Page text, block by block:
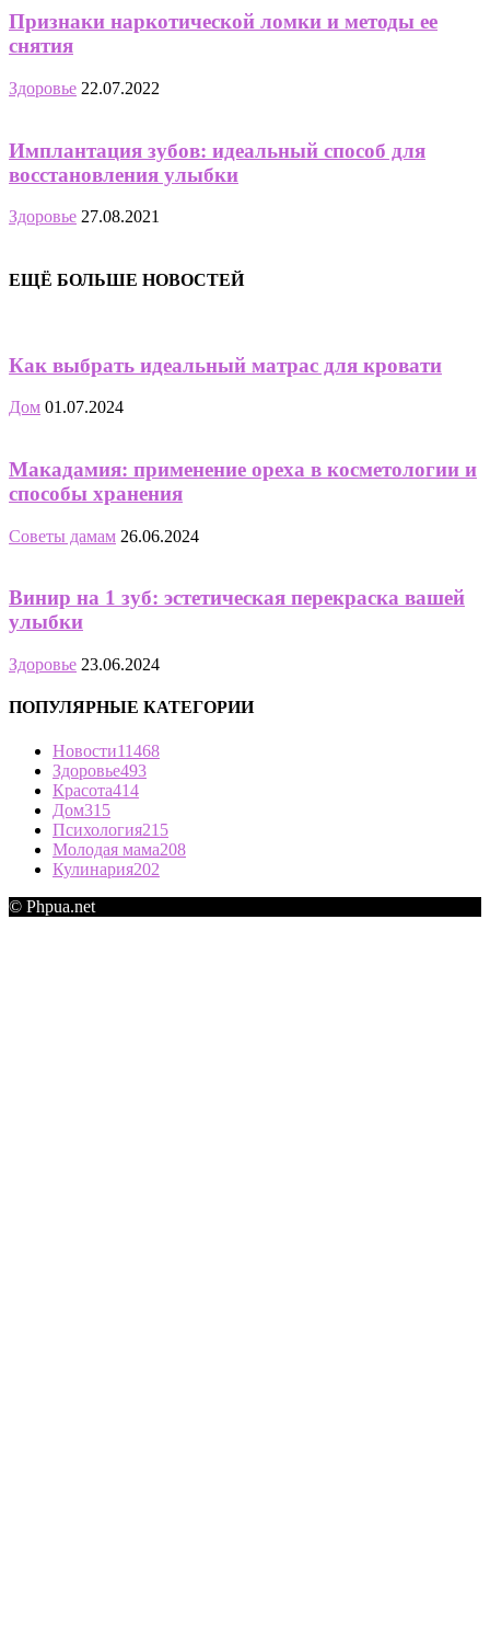
Признаки наркотической ломки и методы ее
снятия
Здоровье 22.07.2022
Имплантация зубов: идеальный способ для
восстановления улыбки
Здоровье 27.08.2021
ЕЩЁ БОЛЬШЕ НОВОСТЕЙ
Как выбрать идеальный матрас для кровати
Дом 01.07.2024
Макадамия: применение ореха в косметологии и
способы хранения
Советы дамам 26.06.2024
Винир на 1 зуб: эстетическая перекраска вашей
улыбки
Здоровье 23.06.2024
ПОПУЛЯРНЫЕ КАТЕГОРИИ
Новости11468
Здоровье493
Красота414
Дом315
Психология215
Молодая мама208
Кулинария202
© Phpua.net